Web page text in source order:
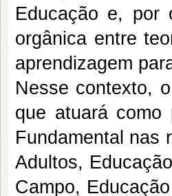
Educação e, por
orgânica entre
aprendizagem
Nesse contexto,
que atuará
Fundamental nas
Adultos,
Campo,